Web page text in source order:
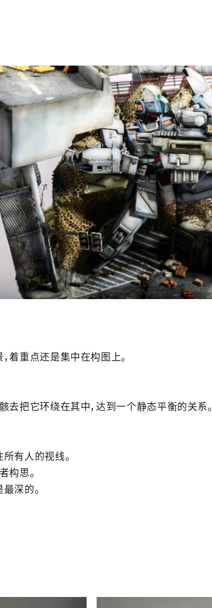
着重点还是集中在构图上。
把它环绕在其中，达到一个静态平衡的关系。
有人的视线。
构思。
深的。